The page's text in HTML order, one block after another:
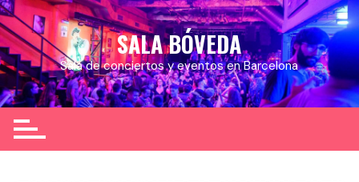
Skip
to
content
SALA BÓVEDA
Sala de conciertos y eventos en Barcelona